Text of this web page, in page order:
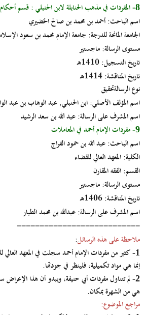
8- المفردات في مذهب الحنابلة لابن الحنبلي : قسم
اسم الباحث:أحمد بن محمد بن صالح الخضيري
الجامعة المانحة للدرجة: جامعة الإمام محمد بن سعود
مستوى الرسالة:ماجستير
تاريخ التسجيل:
تاريخ المناقشة:
نوع الرسالةتحقيق
اسم المؤلف الأصلي:ابن الحنبلي, عبد الوهاب بن عبد
اسم المشرف على الرسالة:عبد الله بن سعد الرشيد
9- مفردات الإمام أحمد في المعاملات
اسم الباحث:عبد الله بن حمود الفراج
الكلية:المعهد العالي للقضاء
القسم:الفقه المقارن
مستوى الرسالة:ماجستير
تاريخ المناقشة: 1406هـ
اسم المشرف على الرسالة:عبدالله بن محمد الطيار
-
--------------------------
ملاحظة على هذه الرسائل:
1- كثير من مفردات الإمام أحمد سجلت في المعهد
إنما هي مواد تكميلية، فلينظر في جودتها.
2- لم تتناول مفردات أبي حنيفة، ويبدو أن هذا الإعراض
هي من الشهرة بمكان.
مراجع الموضوع: